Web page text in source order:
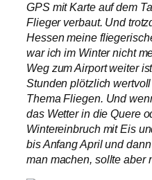
GPS mit Karte auf dem
Flieger verbaut. Und
Hessen meine
war ich im Winter nicht
Weg zum Airport weiter
Stunden plötzlich
Thema Fliegen. Und
das Wetter in die Quere
Wintereinbruch mit Eis
bis Anfang April und
man machen, sollte aber